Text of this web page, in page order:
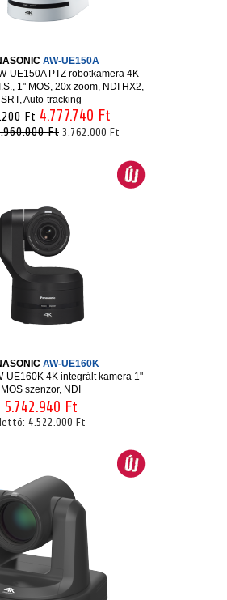
AW-UE150A
UE150A PTZ robotkamera 4K
1" MOS, 20x zoom, NDI HX2,
SRT, Auto-tracking
Ft 4.777.740 Ft
Ft 3.762.000 Ft
AW-UE160K
UE160K 4K integrált kamera 1"
MOS szenzor, NDI
5.742.940 Ft
4.522.000 Ft